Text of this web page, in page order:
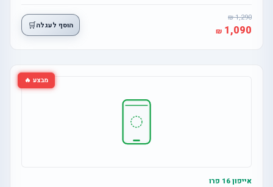
1,290
1,090 הוסף לעגלה🛒
מבצע 🔥
אייפון 16 פרו